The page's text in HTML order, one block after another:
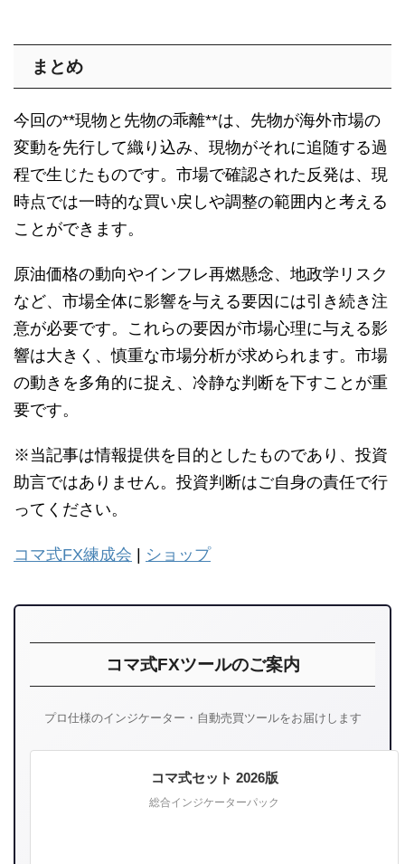
まとめ
今回の**現物と先物の乖離**は、先物が海外市場の
変動を先行して織り込み、現物がそれに追随する過
程で生じたものです。市場で確認された反発は、現
時点では一時的な買い戻しや調整の範囲内と考える
ことができます。
原油価格の動向やインフレ再燃懸念、地政学リスク
など、市場全体に影響を与える要因には引き続き注
意が必要です。これらの要因が市場心理に与える影
響は大きく、慎重な市場分析が求められます。市場
の動きを多角的に捉え、冷静な判断を下すことが重
要です。
※当記事は情報提供を目的としたものであり、投資
助言ではありません。投資判断はご自身の責任で行
ってください。
コマ式FX練成会 ショップ
コマ式FXツールのご案内
プロ仕様のインジケーター・自動売買ツールをお届けします
コマ式セット 2026版
総合インジケーターパック